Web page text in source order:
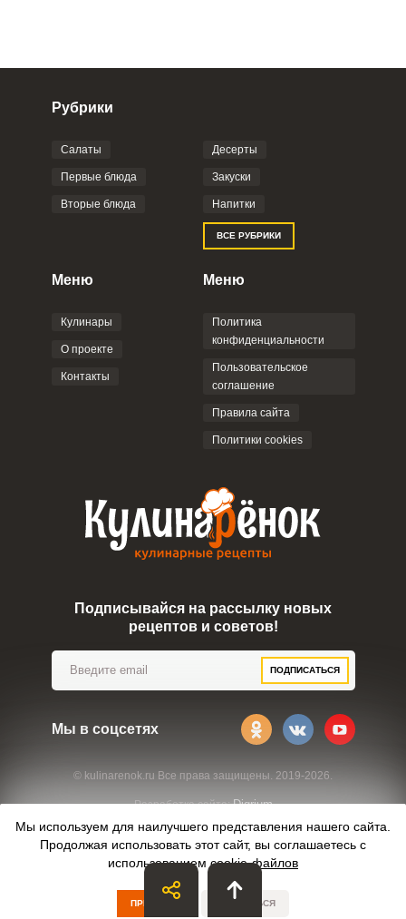
Фото до 4 шт, до 5 mb
Отправляя эту форму, вы соглашаетесь с
Политикой
Пользовательским
соглашением
© kulinarenok.ru Все права защищены. 2019-2026.
Разработка сайта:Digrium
Рубрики
Салаты
Первые блюда
Вторые блюда
Десерты
Закуски
Напитки
ВСЕ РУБРИКИ
Меню
Кулинары
О проекте
Контакты
Меню
Политика
конфиденциальности
Пользовательское
соглашение
Правила сайта
Политики cookies
Подписывайся на рассылку новых
рецептов и советов!
ПОДПИСАТЬСЯ
Мы в соцсетях
Мы используем для наилучшего представления нашего сайта.
Продолжая использовать этот сайт, вы соглашаетесь с
использованиемcookie-файлов
ПРИНЯТЬ ОТКАЗАТЬСЯ